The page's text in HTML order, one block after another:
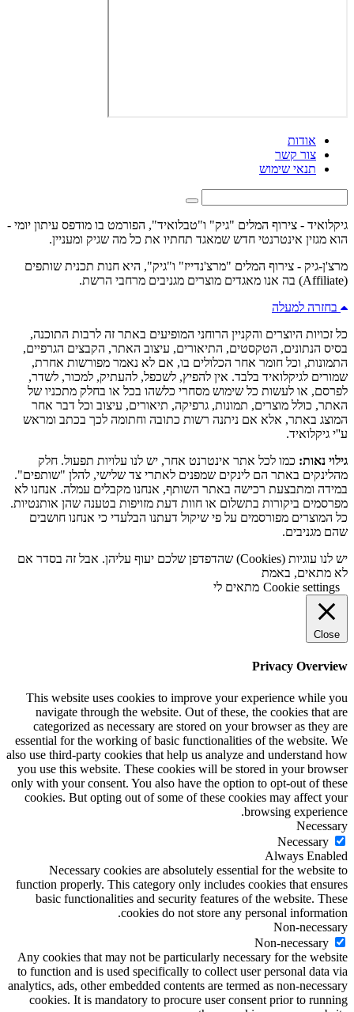
אודות
צור קשר
תנאי שימוש
גיקלואיד - צירוף המלים "גיק" ו"טבלואיד", הפורמט בו מודפס עיתון יומי -
הוא מגזין אינטרנטי חדש שמאגד תחתיו את כל מה שגיק ומעניין.
מרצ'ן-גיק - צירוף המלים "מרצ'נדייז" ו"גיק", היא חנות תכנית שותפים
(Affiliate) בה אנו מאגדים מוצרים מגניבים מרחבי הרשת.
בחזרה למעלה
כל זכויות היוצרים והקניין הרוחני המופיעים באתר זה לרבות התוכנה,
בסיס הנתונים, הטקסטים, התיאורים, עיצוב האתר, הקבצים הגרפיים,
התמונות, וכל חומר אחר הכלולים בו, אם לא נאמר מפורשות אחרת,
שמורים לגיקלואיד בלבד. אין להפיץ, לשכפל, להעתיק, למכור, לשדר,
לפרסם, או לעשות כל שימוש מסחרי כלשהו בכל או בחלק מתכניו של
האתר, כולל מוצרים, תמונות, גרפיקה, תיאורים, עיצוב וכל דבר אחר
המוצג באתר, אלא אם ניתנה רשות כתובה וחתומה לכך בכתב ומראש
ע''י גיקלואיד.
גילוי נאות: כמו לכל אתר אינטרנט אחר, יש לנו עלויות תפעול. חלק
מהלינקים באתר הם לינקים שמפנים לאתרי צד שלישי, להלן "שותפים".
במידה ומתבצעת רכישה באתר השותף, אנחנו מקבלים עמלה. אנחנו לא
מפרסמים ביקורות בתשלום או חוות דעת מזויפות בטענה שהן אותנטיות.
כל המוצרים מפורסמים על פי שיקול דעתנו הבלעדי כי אנחנו חושבים
שהם מגניבים.
יש לנו עוגיות (Cookies) שהדפדפן שלכם יעוף עליהן. אבל זה בסדר אם
לא מתאים, באמת
Cookie settings מתאים לי
Close
Privacy Overview
This website uses cookies to improve your experience while you
navigate through the website. Out of these, the cookies that are
categorized as necessary are stored on your browser as they are
essential for the working of basic functionalities of the website. We
also use third-party cookies that help us analyze and understand how
you use this website. These cookies will be stored in your browser
only with your consent. You also have the option to opt-out of these
cookies. But opting out of some of these cookies may affect your
browsing experience.
Necessary
Necessary
Always Enabled
Necessary cookies are absolutely essential for the website to
function properly. This category only includes cookies that ensures
basic functionalities and security features of the website. These
cookies do not store any personal information.
Non-necessary
Non-necessary
Any cookies that may not be particularly necessary for the website
to function and is used specifically to collect user personal data via
analytics, ads, other embedded contents are termed as non-necessary
cookies. It is mandatory to procure user consent prior to running